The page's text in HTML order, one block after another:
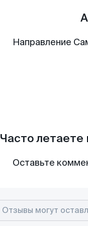
Направление
Часто
Оставьте